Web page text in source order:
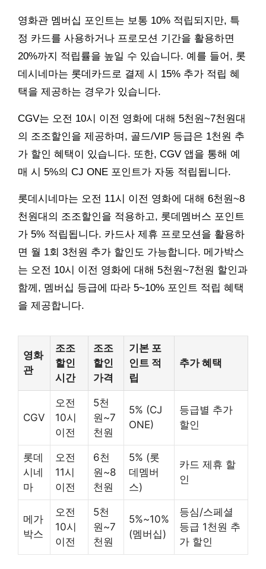
영화관 멤버십 포인트는 보통 10% 적립되지만, 특
정 카드를 사용하거나 프로모션 기간을 활용하면
20%까지 적립률을 높일 수 있습니다. 예를 들어, 롯
데시네마는 롯데카드로 결제 시 15% 추가 적립 혜
택을 제공하는 경우가 있습니다.
CGV는 오전 10시 이전 영화에 대해 5천원~7천원대
의 조조할인을 제공하며, 골드/VIP 등급은 1천원 추
가 할인 혜택이 있습니다. 또한, CGV 앱을 통해 예
매 시 5%의 CJ ONE 포인트가 자동 적립됩니다.
롯데시네마는 오전 11시 이전 영화에 대해 6천원~8
천원대의 조조할인을 적용하고, 롯데멤버스 포인트
가 5% 적립됩니다. 카드사 제휴 프로모션을 활용하
면 월 1회 3천원 추가 할인도 가능합니다. 메가박스
는 오전 10시 이전 영화에 대해 5천원~7천원 할인과
함께, 멤버십 등급에 따라 5~10% 포인트 적립 혜택
을 제공합니다.
영화
관
조조
할인
시간
조조
할인
가격
기본 포
인트 적
립
추가 혜택
CGV
오전
10시
이전
5천
원~7
천원
5% (CJ
ONE)
등급별 추가
할인
롯데
시네
마
오전
11시
이전
6천
원~8
천원
5% (롯
데멤버
스)
카드 제휴 할
인
메가
박스
오전
10시
이전
5천
원~7
천원
5%~10%
(멤버십)
등심/스페셜
등급 1천원 추
가 할인